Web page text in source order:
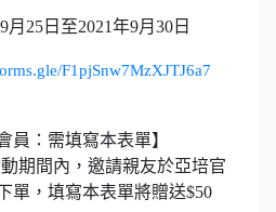
25日至2021年9月30日
F1pjSnw7MzXJTJ6a7
員：需填寫本表單】
期間內，邀請親友於亞培官
單，填寫本表單將贈送$50